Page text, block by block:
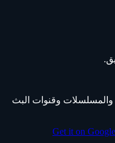
والمسلسلات وقنوات البث